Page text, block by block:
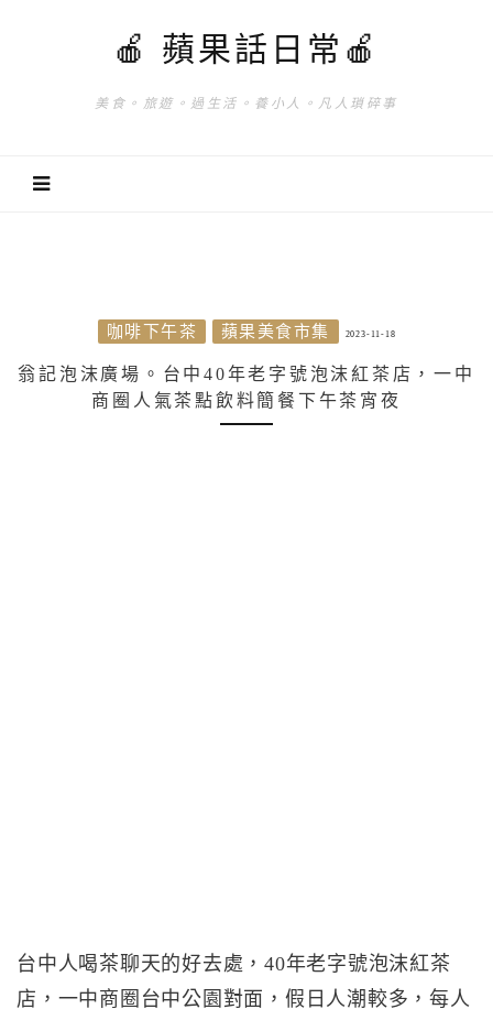
🍎 蘋果話日常🍎
美食。旅遊。過生活。養小人。凡人瑣碎事
咖啡下午茶 蘋果美食市集 2023-11-18
翁記泡沫廣場。台中40年老字號泡沫紅茶店，一中
商圈人氣茶點飲料簡餐下午茶宵夜
台中人喝茶聊天的好去處，40年老字號泡沫紅茶
店，一中商圈台中公園對面，假日人潮較多，每人